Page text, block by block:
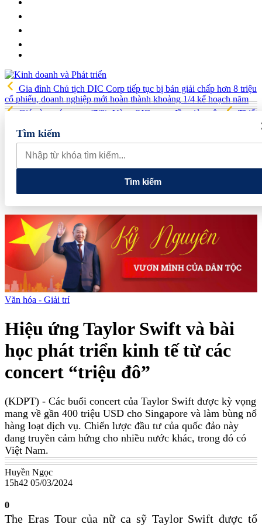
Gia đình Chủ tịch DIC Corp tiếp tục bị bán giải chấp hơn 8 triệu
cổ phiếu, doanh nghiệp mới hoàn thành khoảng 1/4 kế hoạch năm
Giá vàng sáng nay (7/8): Vàng SJC quay đầu giảm sâu
Thiết
đặc biệt
Giá xăng dầu hôm nay 7/8: Dầu thế giới bật tăng mạnh,
giá xăng trong nước đồng loạt giảm
vực Lâm Đồng giữ đỉnh 141.000 đồng/kg
Tìm kiếm
Tìm kiếm
Văn hóa - Giải trí
Hiệu ứng Taylor Swift và bài
học phát triển kinh tế từ các
concert “triệu đô”
(KDPT) - Các buổi concert của Taylor Swift được kỳ vọng
mang về gần 400 triệu USD cho Singapore và làm bùng nổ
hàng loạt dịch vụ. Chiến lược đầu tư của quốc đảo này
đang truyền cảm hứng cho nhiều nước khác, trong đó có
Việt Nam.
Huyền Ngọc
15h42 05/03/2024
0
The Eras Tour của nữ ca sỹ Taylor Swift được tổ